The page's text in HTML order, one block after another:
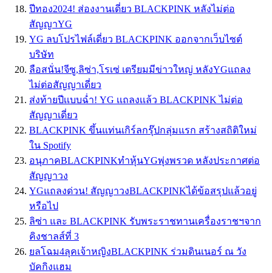
ปีทอง2024! ส่องงานเดี่ยว BLACKPINK หลังไม่ต่อ
สัญญาYG
YG ลบโปรไฟล์เดี่ยว BLACKPINK ออกจากเว็บไซต์
บริษัท
ลือสนั่น!จีซู,ลิซ่า,โรเซ่ เตรียมมีข่าวใหญ่ หลังYGแถลง
ไม่ต่อสัญญาเดี่ยว
ส่งท้ายปีเเบบฉ่ำ! YG เเถลงเเล้ว BLACKPINK ไม่ต่อ
สัญญาเดี่ยว
BLACKPINK ขึ้นแท่นเกิร์ลกรุ๊ปกลุ่มแรก สร้างสถิติใหม่
ใน Spotify
อนุภาคBLACKPINKทำหุ้นYGพุ่งพรวด หลังประกาศต่อ
สัญญาวง
YGแถลงด่วน! สัญญาวงBLACKPINKได้ข้อสรุปแล้วอยู่
หรือไป
ลิซ่า และ BLACKPINK รับพระราชทานเครื่องราชฯจาก
คิงชาลส์ที่ 3
ยลโฉม4ลุคเจ้าหญิงBLACKPINK ร่วมดินเนอร์ ณ วัง
บัคกิงแฮม